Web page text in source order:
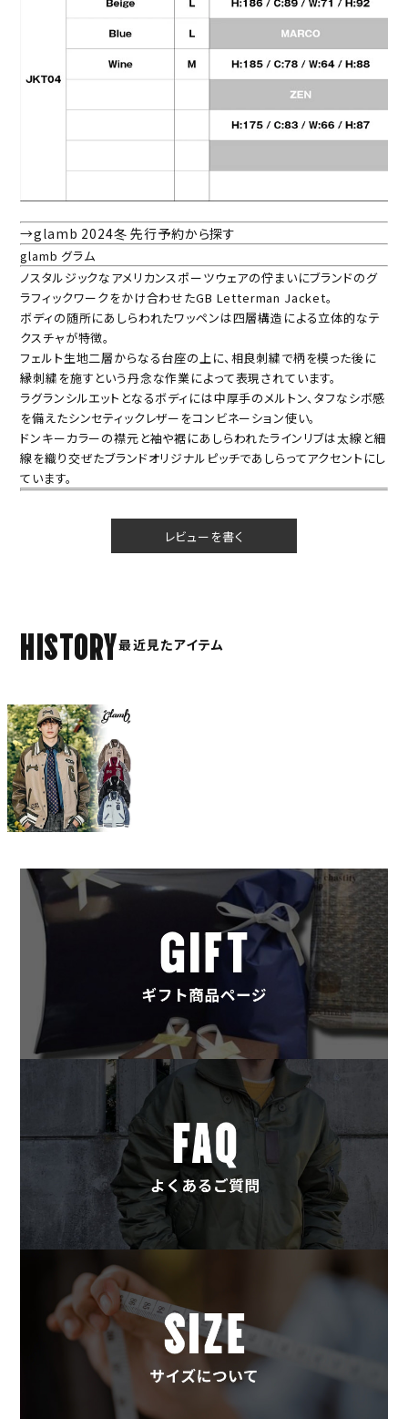
→glamb 2024冬 先行予約から探す
glamb グラム
ノスタルジックなアメリカンスポーツウェアの佇まいにブランドのグ
ラフィックワークをかけ合わせたGB Letterman Jacket。
ボディの随所にあしらわれたワッペンは四層構造による立体的なテ
クスチャが特徴。
フェルト生地二層からなる台座の上に、相良刺繍で柄を模った後に
縁刺繍を施すという丹念な作業によって表現されています。
ラグランシルエットとなるボディには中厚手のメルトン、タフなシボ感
を備えたシンセティックレザーをコンビネーション使い。
ドンキーカラーの襟元と袖や裾にあしらわれたラインリブは太線と細
線を織り交ぜたブランドオリジナルピッチであしらってアクセントにし
ています。
レビューを書く
HISTORY最近見たアイテム